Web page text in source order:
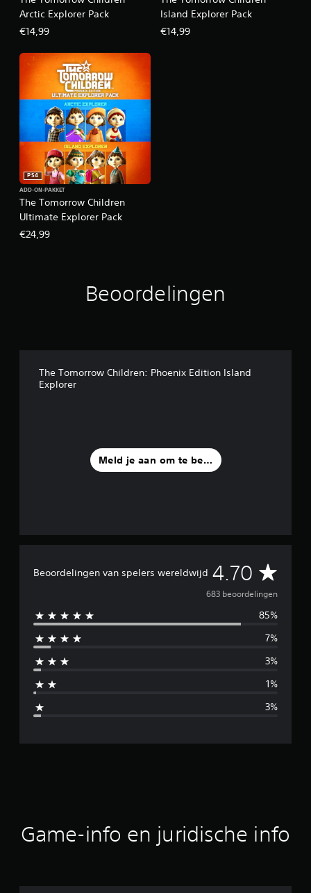
Arctic Explorer Pack
€14,99
Island Explorer Pack
€14,99
The Tomorrow Children
Ultimate Explorer Pack
PS4
ADD-ON-PAKKET
€24,99
Beoordelingen
The Tomorrow Children: Phoenix Edition Island
Explorer
Meld je aan om te beoordelen
Beoordelingen van spelers wereldwijd 4.70 G
e
m
l
b
o
683 beoordelingen
85%
7%
3%
1%
3%
Game-info en juridische info